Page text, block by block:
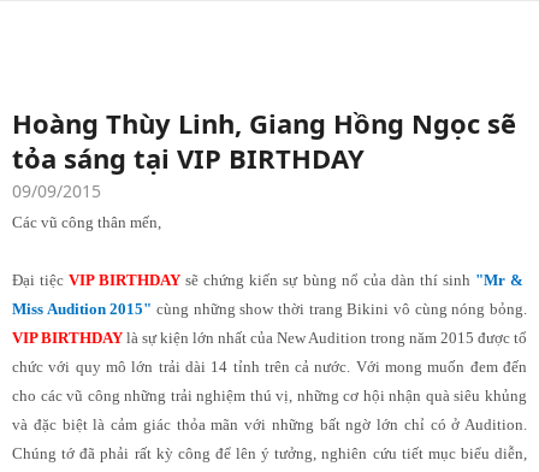
Hoàng Thùy Linh, Giang Hồng Ngọc sẽ
tỏa sáng tại VIP BIRTHDAY
09/09/2015
Các vũ công thân mến,
Đại tiệcVIP BIRTHDAY sẽ chứng kiến sự bùng nổ của dàn thí sinh "Mr &
Miss Audition 2015" cùng những show thời trang Bikini vô cùng nóng bỏng.
VIP BIRTHDAY là sự kiện lớn nhất của New Audition trong năm 2015 được tổ
chức với quy mô lớn trải dài 14 tỉnh trên cả nước. Với mong muốn đem đến
cho các vũ công những trải nghiệm thú vị, những cơ hội nhận quà siêu khủng
và đặc biệt là cảm giác thỏa mãn với những bất ngờ lớn chỉ có ở Audition.
Chúng tớ đã phải rất kỳ công để lên ý tưởng, nghiên cứu tiết mục biểu diễn,